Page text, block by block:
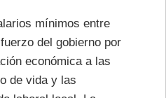
mínimos entre
del gobierno por
económica a las
de vida y las